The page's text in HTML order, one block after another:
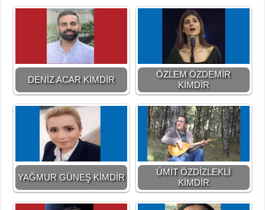
DENİZ ACAR KİMDİR
ÖZLEM ÖZDEMİR
KİMDİR
YAĞMUR GÜNEŞ KİMDİR
ÜMİT ÖZDİZLEKLİ
KİMDİR